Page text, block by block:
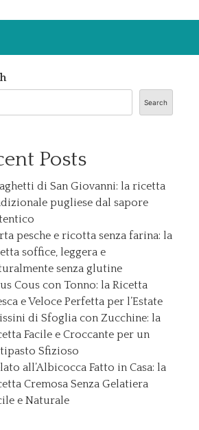
Search
Posts
di San Giovanni: la ricetta
pugliese dal sapore
pesche e ricotta senza farina: la
soffice, leggera e
senza glutine
Cous con Tonno: la Ricetta
e Veloce Perfetta per l’Estate
di Sfoglia con Zucchine: la
Facile e Croccante per un
Sfizioso
all’Albicocca Fatto in Casa: la
Cremosa Senza Gelatiera
e Naturale